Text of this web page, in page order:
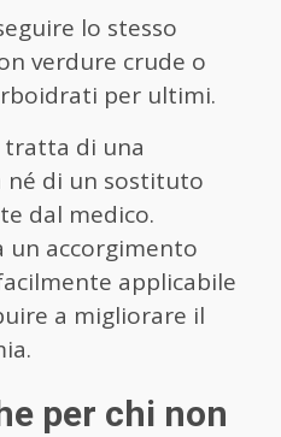
lo stesso
verdure crude o
per ultimi.
di una
né di un sostituto
dal medico.
un accorgimento
applicabile
a migliorare il
per chi non